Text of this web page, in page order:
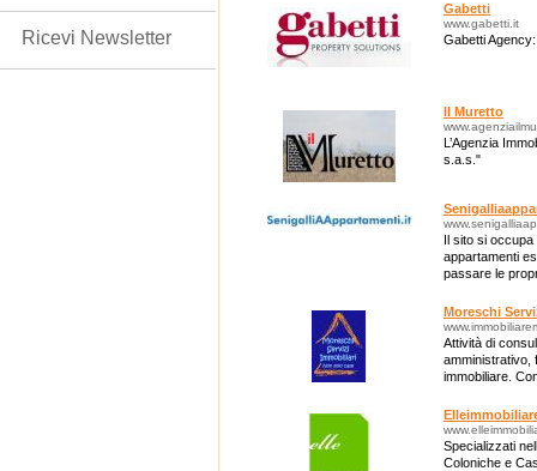
Gabetti
www.gabetti.it
Gabetti
Il Muretto
L’Agenzia
s.a.s."
Il sito si
appartamenti
passare le
Moreschi
Attività di
amministrativo,
immobiliare.
Specializzati
Coloniche e
Ricevi Newsletter